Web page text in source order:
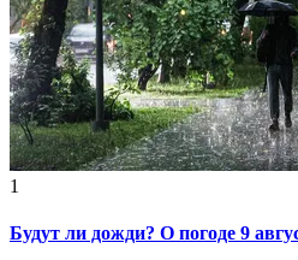
1
Будут ли дожди? О погоде 9